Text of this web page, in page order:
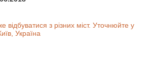
відбуватися з різних міст. Уточнюйте у
Україна